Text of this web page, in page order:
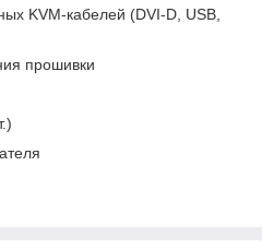
KVM-кабелей (DVI-D, USB,
прошивки